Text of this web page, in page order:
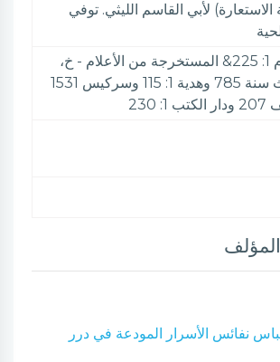
الاستعارة) لأبي القاسم الليثي. توفي
الأعلام 1: 225& المستخرجة من الأعلام - خ،
حوادث سنة 785 وهدية 1: 115 وسركيس 1531
230
نفائس الأسرار المودعة في درر